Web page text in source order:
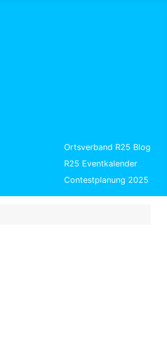
Ortsverband R25 Blog
R25 Eventkalender
Contestplanung 2025